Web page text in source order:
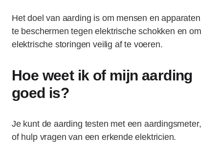
Het doel van aarding is om mensen en apparaten
te beschermen tegen elektrische schokken en om
elektrische storingen veilig af te voeren.
Hoe weet ik of mijn aarding
goed is?
Je kunt de aarding testen met een aardingsmeter,
of hulp vragen van een erkende elektricien.